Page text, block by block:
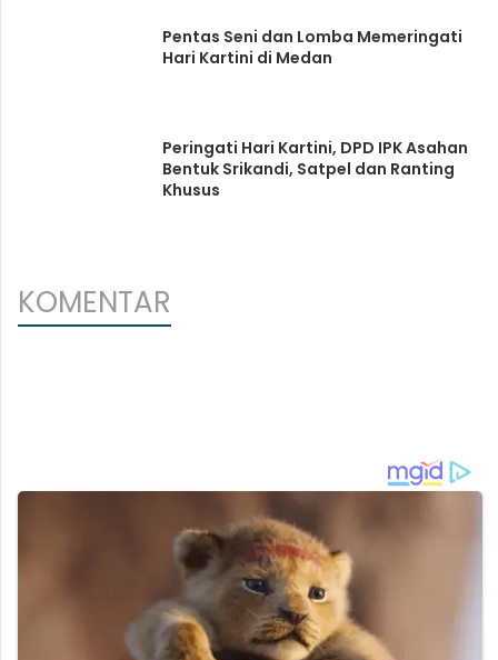
Pentas Seni dan Lomba Memeringati
Hari Kartini di Medan
Peringati Hari Kartini, DPD IPK Asahan
Bentuk Srikandi, Satpel dan Ranting
Khusus
KOMENTAR